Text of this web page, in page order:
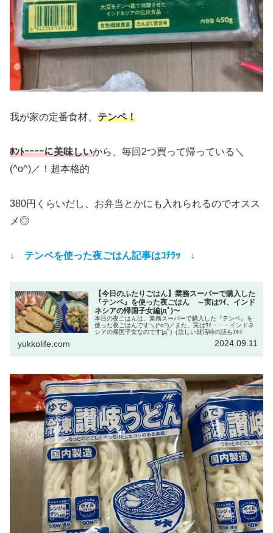
我が家の定番食材、 テンペ！
ﾎﾝﾄｰｰｰｰに美味しいから、毎回2つ買って帰っている＼
(^o^)／！超本格的
380円くらいだし、お弁当とかにも入れられるのでオスス
メ◎
↓ テンペを使った夜ごはん記事はｺﾁﾗｯ ↓
【今日のふたりごはん】業務スーパーで購入した
『テンペ』を使った夜ごはん ～実はﾜｲ、インド
ネシアの帰国子女編|дﾟ)～
本日の夜ごはんは、業務スーパーで購入した『テンペ』を
使った夜ごはんです＼(^o^)／また、実はﾜｲ・・・インドネ
シアの帰国子女なのです|дﾟ)｛悲しい就活時の話もｱﾙﾖ
yukkolife.com 2024.09.11